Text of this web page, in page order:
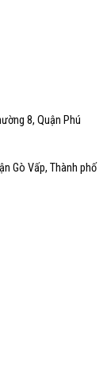
8, Quận Phú
Gò Vấp, Thành phố